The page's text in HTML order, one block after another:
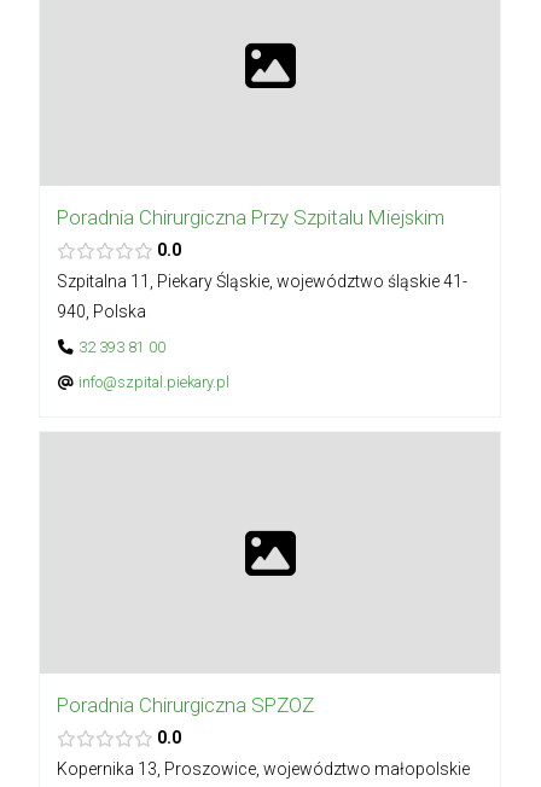
Poradnia Chirurgiczna Przy Szpitalu Miejskim
0.0
Szpitalna 11, Piekary Śląskie, województwo śląskie 41-
940, Polska
32 393 81 00
info@szpital.piekary.pl
Poradnia Chirurgiczna SPZOZ
0.0
Kopernika 13, Proszowice, województwo małopolskie